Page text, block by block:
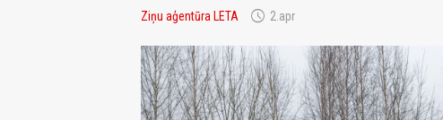
Ziņu aģentūra LETA schedule 2.apr